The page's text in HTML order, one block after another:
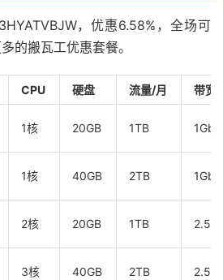
，优惠6.58%，全场可
的搬瓦工优惠套餐。
CPU 硬盘 流量/月 带宽
1核 20GB 1TB
1核 40GB 2TB
2核 20GB 1TB
3核 40GB 2TB